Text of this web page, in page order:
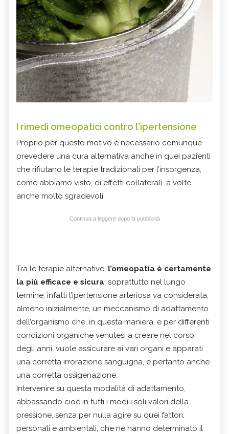
I rimedi omeopatici contro l'ipertensione
Proprio per questo motivo è necessario comunque
prevedere una cura alternativa anche in quei pazienti
che rifiutano le terapie tradizionali per l’insorgenza,
come abbiamo visto, di effetti collaterali a volte
anche molto sgradevoli.
Continua a leggere dopo la pubblicità
Tra le terapie alternative, l’omeopatia è certamente
la più efficace e sicura, soprattutto nel lungo
termine: infatti l’ipertensione arteriosa va considerata,
almeno inizialmente, un meccanismo di adattamento
dell’organismo che, in questa maniera, e per differenti
condizioni organiche venutesi a creare nel corso
degli anni, vuole assicurare ai vari organi e apparati
una corretta irrorazione sanguigna, e pertanto anche
una corretta ossigenazione.
Intervenire su questa modalità di adattamento,
abbassando cioè in tutti i modi i soli valori della
pressione, senza per nulla agire su quei fattori,
personali e ambientali, che ne hanno determinato il